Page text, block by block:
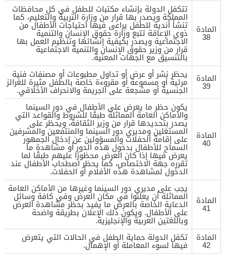
المادة
38
تتكفل الدولة بإنشاء مكتبات للطفل في كل محافظات
المملكة ويصدر بها قرار من وزارة التربية والتعليم، كما
تنشأ أندية للطفل يراعى فيها احتياجات الأطفال من
ذوي الإعاقة تتبع وزارة حقوق الإنسان والتنمية
الاجتماعية ويصدر بكيفية إنشائها وتنظيم العمل بها
قرار من وزير حقوق الإنسان والتنمية الاجتماعية
بالتنسيق مع الجهات المعنية.
المادة
39
يحظر نشر أو عرض أو تداول مطبوعات أو مصنفات فنية
مرئية أو مسموعة أو مقروءة خاصة بالطفل مثيرة للغرائز
الجنسية أو مشجعة على الجريمة والانحراف الأخلاقي.
المادة
40
يكون حظر ما يعرض على الأطفال في دور السينما
والأماكن العامة المماثلة طبقًا للشروط والقواعد التي
يصدر بتحديدها قرار من وزير الثقافة، ويحظر على
المستغلين ومديري دور السينما والمنتفعين والمشرفين
على إقامة الحفلات والمسؤولين عن إدخال الجمهور
السماح للأطفال بدخول هذه الدور أو مشاهدة ما
يعرض فيها إذا كان العرض محظورًا عليهم طبقًا لما
تقرره جهة الاختصاص، كما يحظر اصطحاب الأطفال عند
الدخول لمشاهدة هذه الأفلام أو الحفلات.
المادة
41
يجب على مديري دور السينما وغيرها من الأماكن العامة
المماثلة أن يعلنوا في مكان العرض وفي كافة وسائل
الدعاية الخاصة بالعرض ما يفيد بحظر مشاهدة العرض
على الأطفال. ويكون ذلك الإعلان بطريقة واضحة
وباللغتين العربية والإنجليزية.
المادة
42
تكفل الدولة حماية الطفل في الحالات التي يتعرض
فيها لسوء المعاملة أو الإهمال.